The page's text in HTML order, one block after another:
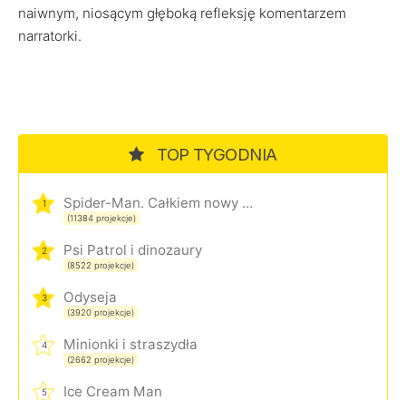
naiwnym, niosącym głęboką refleksję komentarzem
narratorki.
TOP TYGODNIA
1 Spider-Man. Całkiem nowy dzień
(11384 projekcje)
2 Psi Patrol i dinozaury
(8522 projekcje)
3 Odyseja
(3920 projekcje)
4 Minionki i straszydła
(2662 projekcje)
5 Ice Cream Man